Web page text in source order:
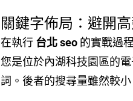
關鍵字佈局：避開
在執行 台北 seo 的實戰過
您是位於內湖科技園區的
詞。後者的搜尋量雖然較